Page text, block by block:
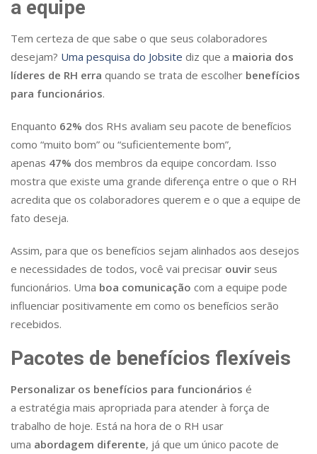
a equipe
Tem certeza de que sabe o que seus colaboradores
desejam? Uma pesquisa do Jobsite diz que a maioria dos
líderes de RH erra quando se trata de escolher benefícios
para funcionários.
Enquanto 62% dos RHs avaliam seu pacote de benefícios
como “muito bom” ou “suficientemente bom”,
apenas 47% dos membros da equipe concordam. Isso
mostra que existe uma grande diferença entre o que o RH
acredita que os colaboradores querem e o que a equipe de
fato deseja.
Assim, para que os benefícios sejam alinhados aos desejos
e necessidades de todos, você vai precisar ouvir seus
funcionários. Uma boa comunicação com a equipe pode
influenciar positivamente em como os benefícios serão
recebidos.
Pacotes de benefícios flexíveis
Personalizar os benefícios para funcionários é
a estratégia mais apropriada para atender à força de
trabalho de hoje. Está na hora de o RH usar
uma abordagem diferente, já que um único pacote de